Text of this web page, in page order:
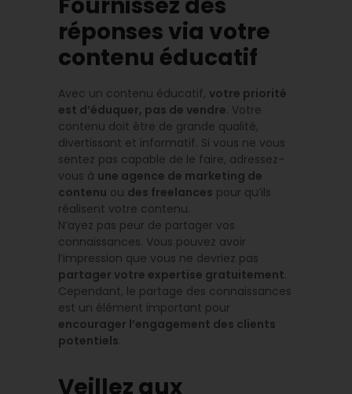
réponses via votre
contenu éducatif
Avec un contenu éducatif, votre priorité
est d’éduquer, pas de vendre. Votre
contenu doit être de grande qualité,
divertissant et informatif. Si vous ne vous
sentez pas capable de le faire, adressez-
vous à une agence de marketing de
contenu ou des freelances pour qu’ils
réalisent votre contenu.
N’ayez pas peur de partager vos
connaissances. Vous pouvez avoir
l’impression que vous ne devriez pas
partager votre expertise gratuitement.
Cependant, le partage des connaissances
est un élément important pour
encourager l’engagement des clients
potentiels.
Veillez aux